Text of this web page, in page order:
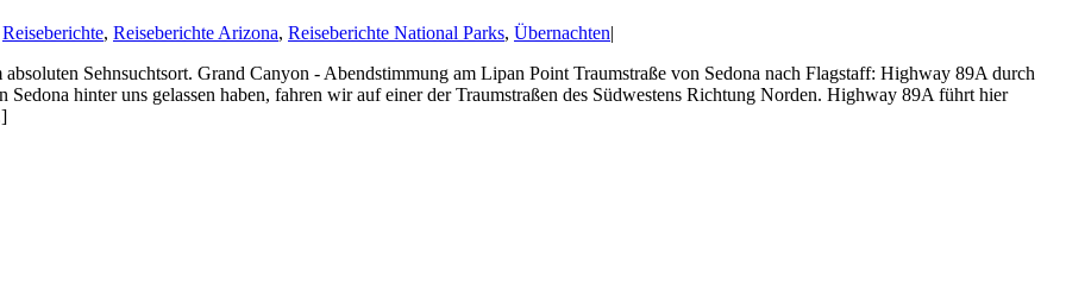
Reiseberichte, Reiseberichte Arizona, Reiseberichte National Parks, Übernachten|
Sehnsuchtsort. Grand Canyon - Abendstimmung am Lipan Point Traumstraße von Sedona nach Flagstaff: Highway 89A durch
hinter uns gelassen haben, fahren wir auf einer der Traumstraßen des Südwestens Richtung Norden. Highway 89A führt hier